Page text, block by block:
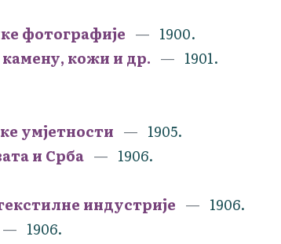
фотографије
1900.
кожи и др.
1901.
умjетности
1905.
и Срба
1906.
индустрије
1906.
1906.